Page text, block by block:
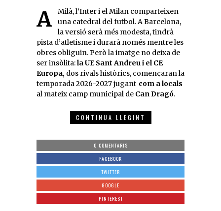
A Milà, l’Inter i el Milan comparteixen
una catedral del futbol. A Barcelona,
la versió serà més modesta, tindrà
pista d’atletisme i durarà només mentre les
obres obliguin. Però la imatge no deixa de
ser insòlita:la UE Sant Andreu i el CE
Europa, dos rivals històrics, començaran la
temporada 2026-2027 jugant com a locals
al mateix camp municipal de Can Dragó.
CONTINUA LLEGINT
0 COMENTARIS
FACEBOOK
TWITTER
GOOGLE
PINTEREST